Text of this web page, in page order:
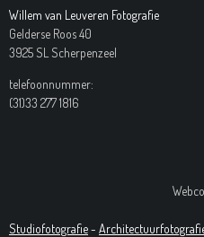
Willem van Leuveren Fotografie
Gelderse Roos 40
3925 SL Scherpenzeel
telefoonnummer:
(31)33 277 1816
Studiofotografie-